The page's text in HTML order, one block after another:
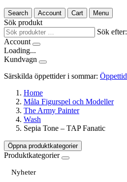
Search Account Cart Menu
Sök produkt
Sök efter:
Account
Loading...
Kundvagn
Särskilda öppettider i sommar:
Home
Måla Figurspel och Modeller
The Army Painter
Wash
Sepia Tone – TAP Fanatic
Öppna produktkategorier
Produktkategorier
Nyheter